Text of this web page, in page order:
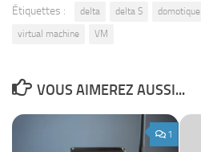
Étiquettes : delta delta S domotique
virtual machine
VM
VOUS AIMEREZ AUSSI...
1